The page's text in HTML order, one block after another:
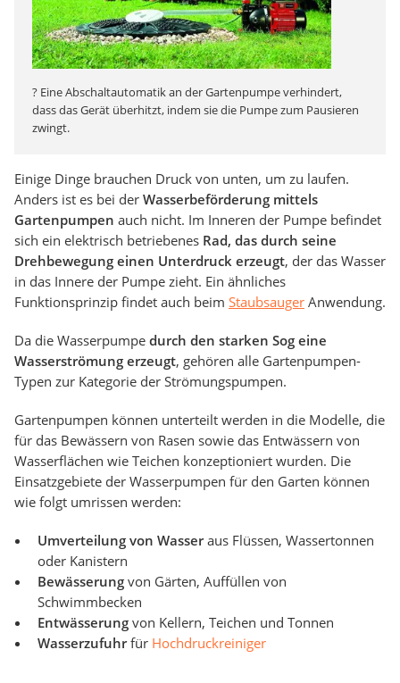
? Eine Abschaltautomatik an der Gartenpumpe verhindert,
dass das Gerät überhitzt, indem sie die Pumpe zum Pausieren
zwingt.
Einige Dinge brauchen Druck von unten, um zu laufen.
Anders ist es bei der Wasserbeförderung mittels
Gartenpumpen auch nicht. Im Inneren der Pumpe befindet
sich ein elektrisch betriebenes Rad, das durch seine
Drehbewegung einen Unterdruck erzeugt, der das Wasser
in das Innere der Pumpe zieht. Ein ähnliches
Funktionsprinzip findet auch beim Staubsauger Anwendung.
Da die Wasserpumpe durch den starken Sog eine
Wasserströmung erzeugt, gehören alle Gartenpumpen-
Typen zur Kategorie der Strömungspumpen.
Gartenpumpen können unterteilt werden in die Modelle, die
für das Bewässern von Rasen sowie das Entwässern von
Wasserflächen wie Teichen konzeptioniert wurden. Die
Einsatzgebiete der Wasserpumpen für den Garten können
wie folgt umrissen werden:
Umverteilung von Wasseraus Flüssen, Wassertonnen
oder Kanistern
Bewässerung von Gärten, Auffüllen von
Schwimmbecken
Entwässerung von Kellern, Teichen und Tonnen
Wasserzufuhrfür Hochdruckreiniger